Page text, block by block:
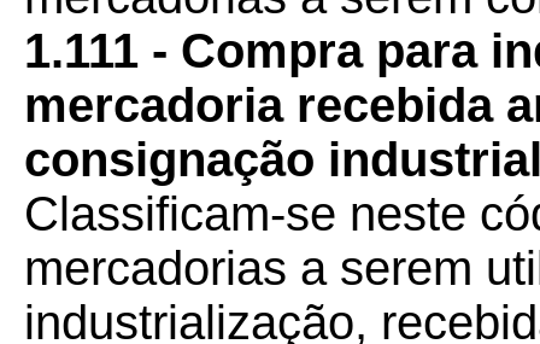
1.111 - Compra para
mercadoria recebida
consignação
Classificam-se neste
mercadorias a serem
industrialização,